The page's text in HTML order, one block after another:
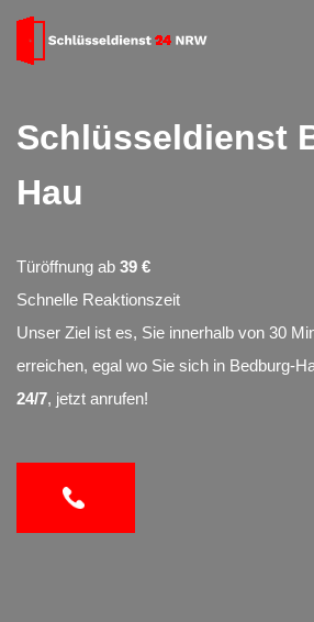
Schlüsseldienst
Hau
Türöffnung ab 39 €
Schnelle Reaktionszeit
Unser Ziel ist es, Sie innerhalb von 30
erreichen, egal wo Sie sich in Bedburg-
24/7, jetzt anrufen!